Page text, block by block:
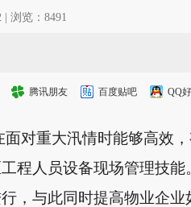
| 浏览：8491
腾讯朋友 百度贴吧 QQ
对重大汛情时能够高效
程人员设备现场管理技
与此同时提高物业企业